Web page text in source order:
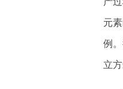
元
例
立